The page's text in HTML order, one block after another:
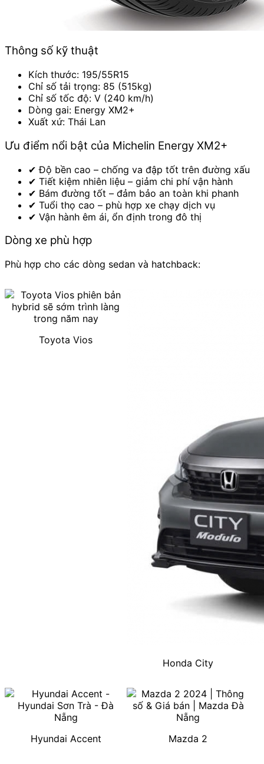
Thông số kỹ thuật
Kích thước: 195/55R15
Chỉ số tải trọng: 85 (515kg)
Chỉ số tốc độ: V (240 km/h)
Dòng gai: Energy XM2+
Xuất xứ: Thái Lan
Ưu điểm nổi bật của Michelin Energy XM2+
✔ Độ bền cao – chống va đập tốt trên đường xấu
✔ Tiết kiệm nhiên liệu – giảm chi phí vận hành
✔ Bám đường tốt – đảm bảo an toàn khi phanh
✔ Tuổi thọ cao – phù hợp xe chạy dịch vụ
✔ Vận hành êm ái, ổn định trong đô thị
Dòng xe phù hợp
Phù hợp cho các dòng sedan và hatchback:
Toyota Vios
Honda City
Hyundai Accent Mazda 2